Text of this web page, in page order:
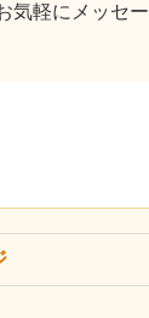
気軽にメッセ